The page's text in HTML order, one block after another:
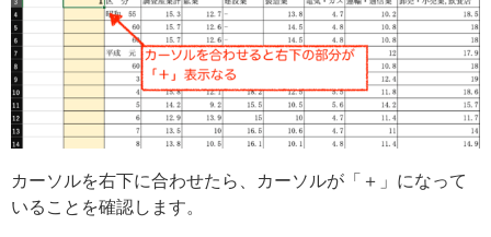
カーソルを右下に合わせたら、カーソルが「＋」になって
いることを確認します。